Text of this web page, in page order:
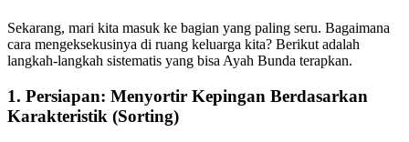
Sekarang, mari kita masuk ke bagian yang paling seru. Bagaimana
cara mengeksekusinya di ruang keluarga kita? Berikut adalah
langkah-langkah sistematis yang bisa Ayah Bunda terapkan.
1. Persiapan: Menyortir Kepingan Berdasarkan
Karakteristik (Sorting)